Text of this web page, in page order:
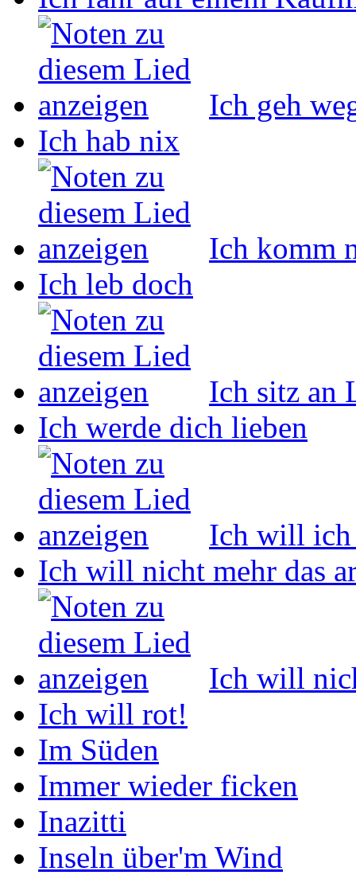
Ich geh
Ich hab nix
Ich komm
Ich leb doch
Ich sitz an
Ich werde dich lieben
Ich will ich
Ich will nicht mehr das
Ich will
Ich will rot!
Im Süden
Immer wieder ficken
Inazitti
Inseln über'm Wind